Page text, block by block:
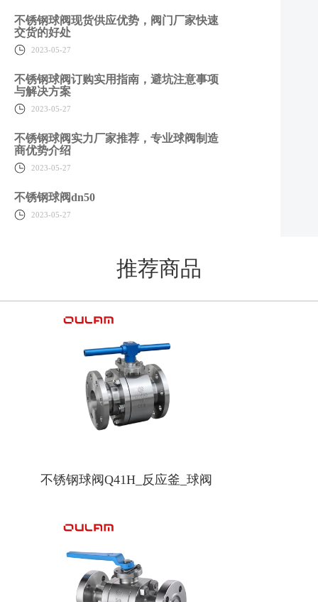
不锈钢球阀现货供应优势，阀门厂家快速
交货的好处
2023-05-27
不锈钢球阀订购实用指南，避坑注意事项
与解决方案
2023-05-27
不锈钢球阀实力厂家推荐，专业球阀制造
商优势介绍
2023-05-27
不锈钢球阀dn50
2023-05-27
推荐商品
不锈钢球阀Q41H_反应釜_球阀